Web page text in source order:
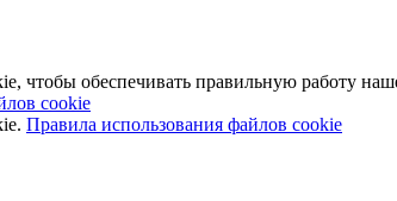
чтобы обеспечивать правильную работу
cookie
Правила использования файлов cookie